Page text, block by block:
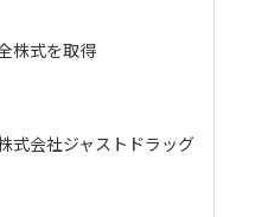
株式を取得
式会社ジャストドラッグ